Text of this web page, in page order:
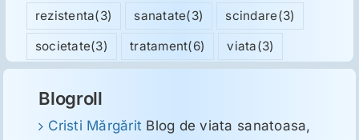
rezistenta(3) sanatate(3) scindare(3)
societate(3) tratament(6) viata(3)
Blogroll
Cristi Mărgărit Blog de viata sanatoasa,